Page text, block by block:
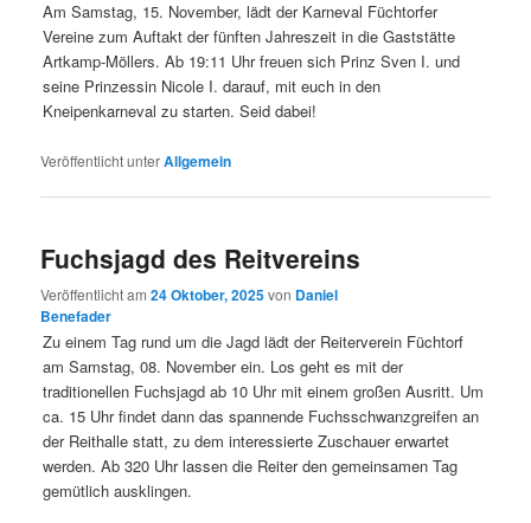
Am Samstag, 15. November, lädt der Karneval Füchtorfer
Vereine zum Auftakt der fünften Jahreszeit in die Gaststätte
Artkamp-Möllers. Ab 19:11 Uhr freuen sich Prinz Sven I. und
seine Prinzessin Nicole I. darauf, mit euch in den
Kneipenkarneval zu starten. Seid dabei!
Veröffentlicht unterAllgemein
Fuchsjagd des Reitvereins
Veröffentlicht am24 Oktober, 2025von Daniel
Benefader
Zu einem Tag rund um die Jagd lädt der Reiterverein Füchtorf
am Samstag, 08. November ein. Los geht es mit der
traditionellen Fuchsjagd ab 10 Uhr mit einem großen Ausritt. Um
ca. 15 Uhr findet dann das spannende Fuchsschwanzgreifen an
der Reithalle statt, zu dem interessierte Zuschauer erwartet
werden. Ab 320 Uhr lassen die Reiter den gemeinsamen Tag
gemütlich ausklingen.